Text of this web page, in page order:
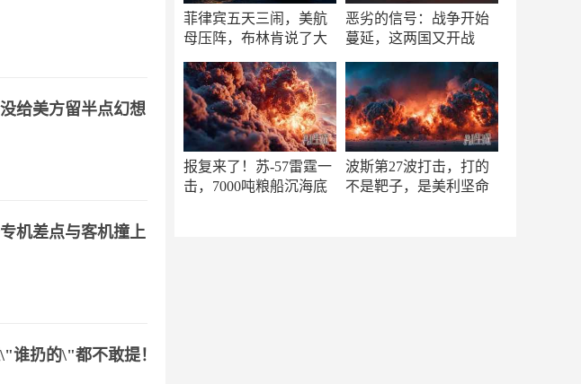
菲律宾五天三闹，美航
母压阵，布林肯说了大
恶劣的信号：战争开始
蔓延，这两国又开战
报复来了！苏-57雷霆一
击，7000吨粮船沉海底
波斯第27波打击，打的
不是靶子，是美利坚命
给美方留半点幻想
机差点与客机撞上
谁扔的\"都不敢提！